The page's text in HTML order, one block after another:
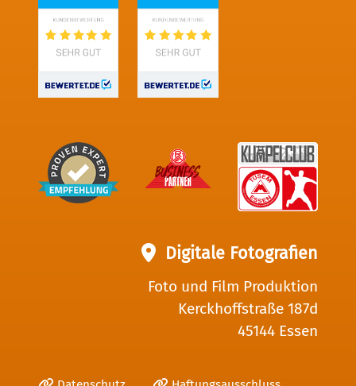
Digitale Fotografien
Foto und Film Produktion
Kerckhoffstraße 187d
45144 Essen